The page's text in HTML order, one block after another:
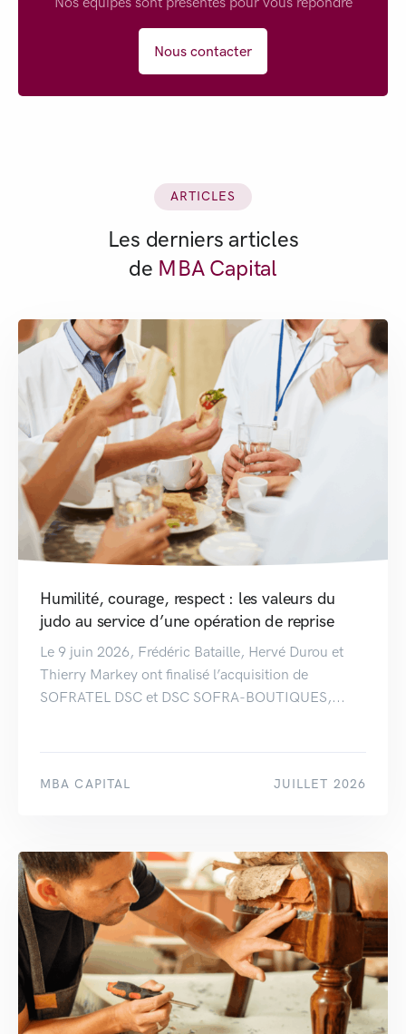
Nous contacter
ARTICLES
Les derniers articles
de MBA Capital
Humilité, courage, respect : les valeurs du
judo au service d’une opération de reprise
Le 9 juin 2026, Frédéric Bataille, Hervé Durou et
Thierry Markey ont finalisé l’acquisition de
SOFRATEL DSC et DSC SOFRA-BOUTIQUES,...
MBA CAPITAL JUILLET 2026